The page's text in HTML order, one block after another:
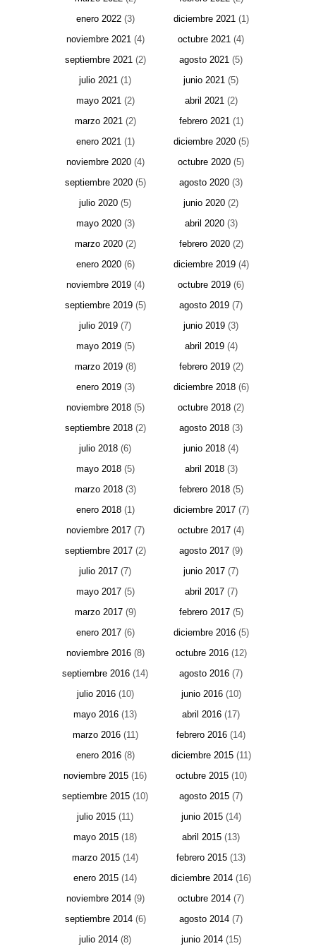
enero 2022(3) diciembre 2021(1)
noviembre 2021(4) octubre 2021 (4)
septiembre 2021(2) agosto 2021 (5)
julio 2021 (1) junio 2021 (5)
mayo 2021(2) abril 2021(2)
marzo 2021(2) febrero 2021(1)
enero 2021(1) diciembre 2020(5)
noviembre 2020(4) octubre 2020 (5)
septiembre 2020(5) agosto 2020 (3)
julio 2020 (5) junio 2020 (2)
mayo 2020(3) abril 2020(3)
marzo 2020(2) febrero 2020(2)
enero 2020(6) diciembre 2019(4)
noviembre 2019(4) octubre 2019 (6)
septiembre 2019(5) agosto 2019 (7)
julio 2019 (7) junio 2019 (3)
mayo 2019(5) abril 2019(4)
marzo 2019(8) febrero 2019(2)
enero 2019(3) diciembre 2018(6)
noviembre 2018(5) octubre 2018 (2)
septiembre 2018(2) agosto 2018 (3)
julio 2018 (6) junio 2018 (4)
mayo 2018(5) abril 2018(3)
marzo 2018(3) febrero 2018(5)
enero 2018(1) diciembre 2017(7)
noviembre 2017(7) octubre 2017 (4)
septiembre 2017(2) agosto 2017 (9)
julio 2017 (7) junio 2017 (7)
mayo 2017(5) abril 2017(7)
marzo 2017(9) febrero 2017(5)
enero 2017(6) diciembre 2016(5)
noviembre 2016(8) octubre 2016(12)
septiembre 2016 (14) agosto 2016 (7)
julio 2016(10) junio 2016(10)
mayo 2016 (13) abril 2016 (17)
marzo 2016(11) febrero 2016 (14)
enero 2016(8) diciembre 2015(11)
noviembre 2015 (16) octubre 2015(10)
septiembre 2015 (10) agosto 2015 (7)
julio 2015 (11) junio 2015(14)
mayo 2015 (18) abril 2015 (13)
marzo 2015 (14) febrero 2015 (13)
enero 2015 (14) diciembre 2014 (16)
noviembre 2014(9) octubre 2014 (7)
septiembre 2014(6) agosto 2014 (7)
julio 2014 (8) junio 2014(15)